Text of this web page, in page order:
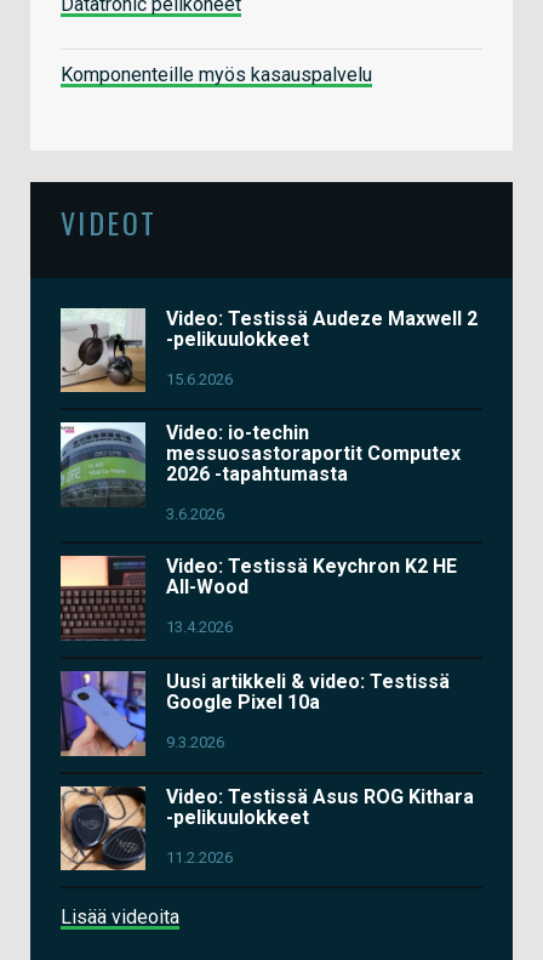
Komponenteille myös kasauspalvelu
VIDEOT
Video: Testissä Audeze Maxwell 2
-pelikuulokkeet
15.6.2026
Video: io-techin
messuosastoraportit Computex
2026 -tapahtumasta
3.6.2026
Video: Testissä Keychron K2 HE
All-Wood
13.4.2026
Uusi artikkeli & video: Testissä
Google Pixel 10a
9.3.2026
Video: Testissä Asus ROG Kithara
-pelikuulokkeet
11.2.2026
Lisää videoita